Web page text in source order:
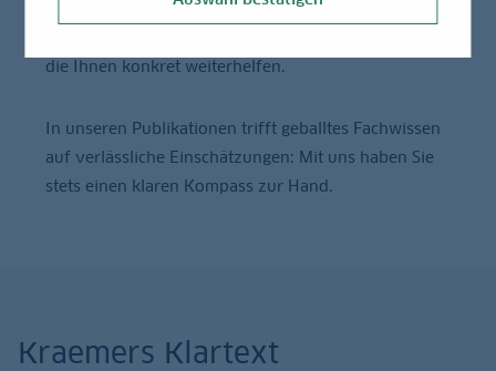
sowie auf aktuelle Branchentrends. Von uns erhalten
die Ihnen konkret weiterhelfen.
In unseren Publikationen trifft geballtes Fachwissen
auf verlässliche Einschätzungen: Mit uns haben Sie
stets einen klaren Kompass zur Hand.
Kraemers Klartext